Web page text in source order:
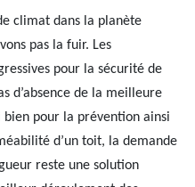
climat dans la planète
pas la fuir. Les
pour la sécurité de
d’absence de la meilleure
pour la prévention ainsi
d’un toit, la demande
reste une solution